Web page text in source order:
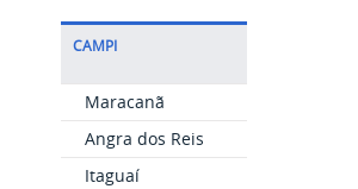
CAMPI
Maracanã
Angra dos Reis
Itaguaí